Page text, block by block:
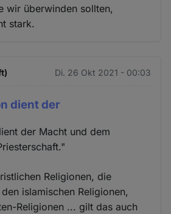
wir überwinden sollten,
stark.
Di. 26 Okt 2021 - 00:03
dient der
der Macht und dem
Religionen, die
islamischen Religionen,
Religionen ... gilt das auch